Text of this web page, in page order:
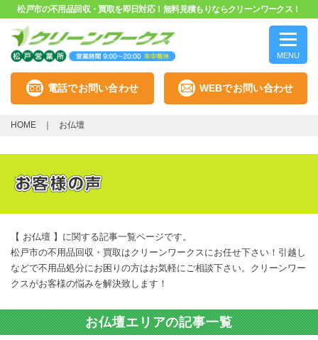
松戸市の不用品回収・買取を即日対応！無料見積もりならクリーンワークス！
MENU
電話でお問い合わせ WEBでお問い合わせ
HOME お仏壇
【 お仏壇 】に関する記事一覧ページです。
松戸市の不用品回収・買取はクリーンワークスにお任せ下さい！引越し
などで不用品処分にお困りの方はお気軽にご相談下さい。クリーンワー
クスがお客様の悩みを解決致します！
お仏壇エリアの記事一覧